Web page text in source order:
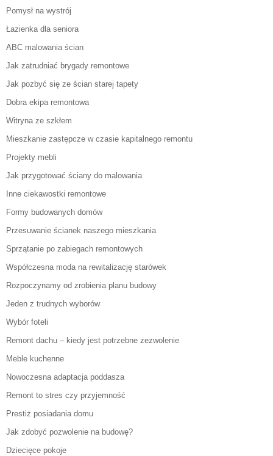
Pomysł na wystrój
Łazienka dla seniora
ABC malowania ścian
Jak zatrudniać brygady remontowe
Jak pozbyć się ze ścian starej tapety
Dobra ekipa remontowa
Witryna ze szkłem
Mieszkanie zastępcze w czasie kapitalnego remontu
Projekty mebli
Jak przygotować ściany do malowania
Inne ciekawostki remontowe
Formy budowanych domów
Przesuwanie ścianek naszego mieszkania
Sprzątanie po zabiegach remontowych
Współczesna moda na rewitalizację starówek
Rozpoczynamy od zrobienia planu budowy
Jeden z trudnych wyborów
Wybór foteli
Remont dachu – kiedy jest potrzebne zezwolenie
Meble kuchenne
Nowoczesna adaptacja poddasza
Remont to stres czy przyjemność
Prestiż posiadania domu
Jak zdobyć pozwolenie na budowę?
Dziecięce pokoje